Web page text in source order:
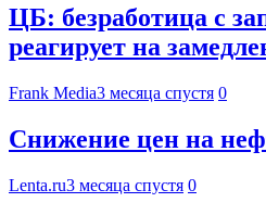
ЦБ: безработица с
реагирует на
Frank Media3 месяца спустя 0
Снижение цен на
Lenta.ru3 месяца спустя 0